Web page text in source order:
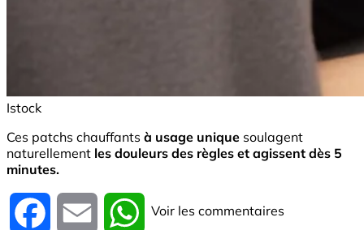
Istock
Ces patchs chauffants à usage unique soulagent
naturellement les douleurs des règles et agissent dès 5
minutes.
Facebook Email WhatsApp
Voir les commentaires